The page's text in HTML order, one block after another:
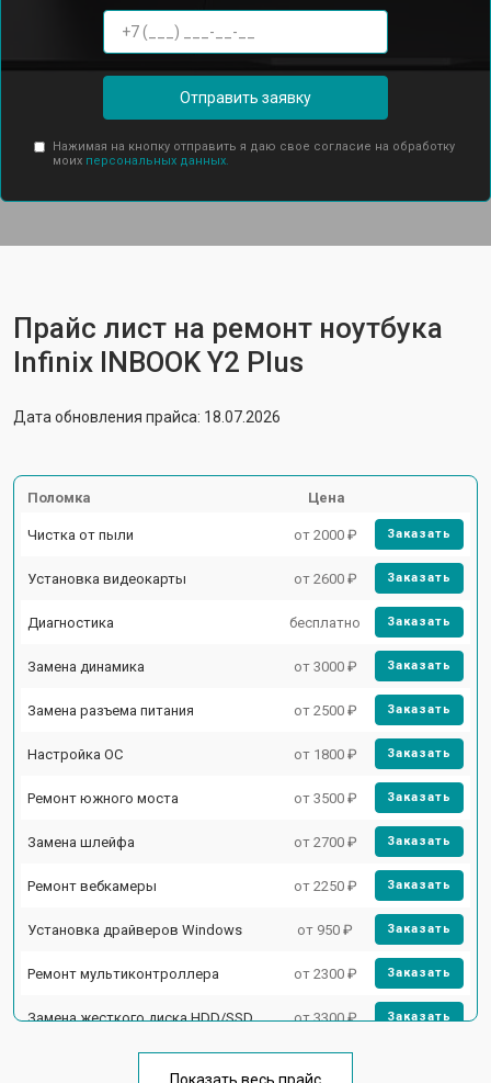
Отправить заявку
Нажимая на кнопку отправить я даю свое согласие на обработку
моих персональных данных.
Прайс лист на ремонт ноутбука
Infinix INBOOK Y2 Plus
Дата обновления прайса: 18.07.2026
Поломка Цена
Чистка от пыли от 2000 ₽ Заказать
Установка видеокарты от 2600 ₽ Заказать
Диагностика бесплатно Заказать
Замена динамика от 3000 ₽ Заказать
Замена разъема питания от 2500 ₽ Заказать
Настройка ОС от 1800 ₽ Заказать
Ремонт южного моста от 3500 ₽ Заказать
Замена шлейфа от 2700 ₽ Заказать
Ремонт вебкамеры от 2250 ₽ Заказать
Установка драйверов Windows от 950 ₽ Заказать
Ремонт мультиконтроллера от 2300 ₽ Заказать
Замена жесткого диска HDD/SSD от 3300 ₽ Заказать